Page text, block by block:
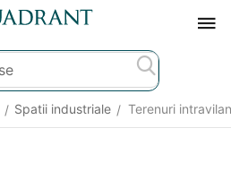
/ Spatii industriale / Terenuri